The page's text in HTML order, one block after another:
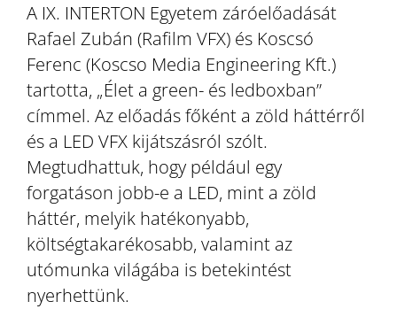
A IX. INTERTON Egyetem záróelőadását
Rafael Zubán (Rafilm VFX) és Koscsó
Ferenc (Koscso Media Engineering Kft.)
tartotta, „Élet a green- és ledboxban”
címmel. Az előadás főként a zöld háttérről
és a LED VFX kijátszásról szólt.
Megtudhattuk, hogy például egy
forgatáson jobb-e a LED, mint a zöld
háttér, melyik hatékonyabb,
költségtakarékosabb, valamint az
utómunka világába is betekintést
nyerhettünk.